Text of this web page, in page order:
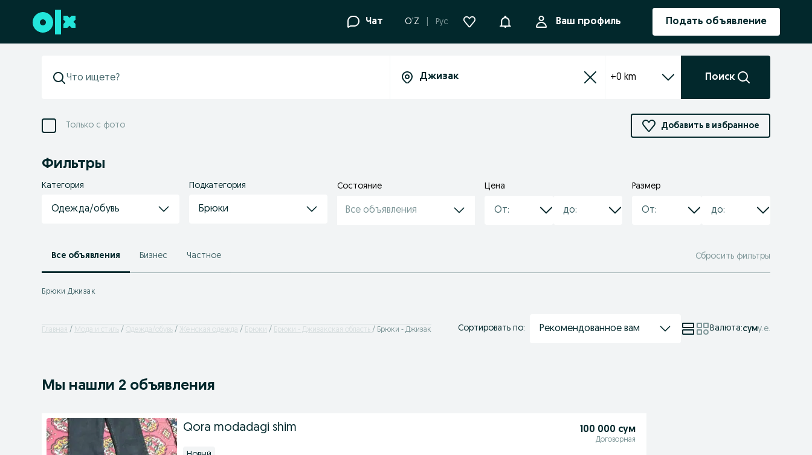
Перейти к нижнему колонтитулу Чат O'Z Рус УведомленияВаш профиль Подать объявление
+0 km Поиск
Только с фото Добавить в избранное
Фильтры
Категория
Одежда/обувь
Подкатегория
Брюки
Состояние
Все объявления
Цена Размер
Все объявления Бизнес Частное Сбросить фильтры
Брюки Джизак
Главная Мода и стиль Одежда/обувь Женская одежда Брюки Брюки - Джизакская область Брюки - Джизак Сортировать по: Рекомендованное вам Валюта:суму.е.
Мы нашли 2 объявления
Qora modadagi shim 100 000 сум
Договорная